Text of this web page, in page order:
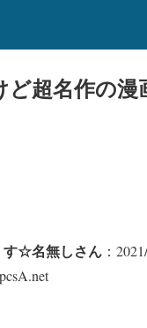
ど超名作の漫
す☆名無しさん ：